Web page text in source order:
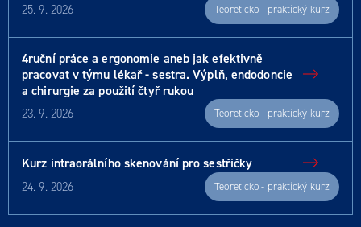
25. 9. 2026 Teoreticko - praktický kurz
4ruční práce a ergonomie aneb jak efektivně
pracovat v týmu lékař - sestra. Výplň, endodoncie
a chirurgie za použití čtyř rukou
23. 9. 2026 Teoreticko - praktický kurz
Kurz intraorálního skenování pro sestřičky
24. 9. 2026 Teoreticko - praktický kurz